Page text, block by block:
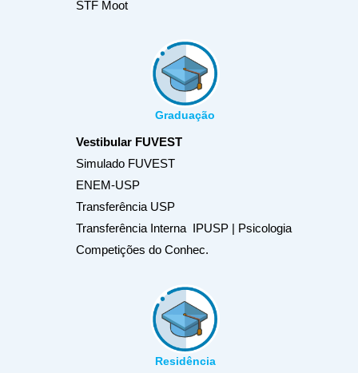
STF Moot
Graduação
Vestibular FUVEST
Simulado FUVEST
ENEM-USP
Transferência USP
Transferência Interna IPUSP | Psicologia
Competições do Conhec.
Residência